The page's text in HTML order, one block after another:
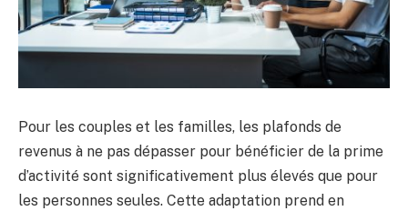
Pour les couples et les familles, les plafonds de
revenus à ne pas dépasser pour bénéficier de la prime
d’activité sont significativement plus élevés que pour
les personnes seules. Cette adaptation prend en